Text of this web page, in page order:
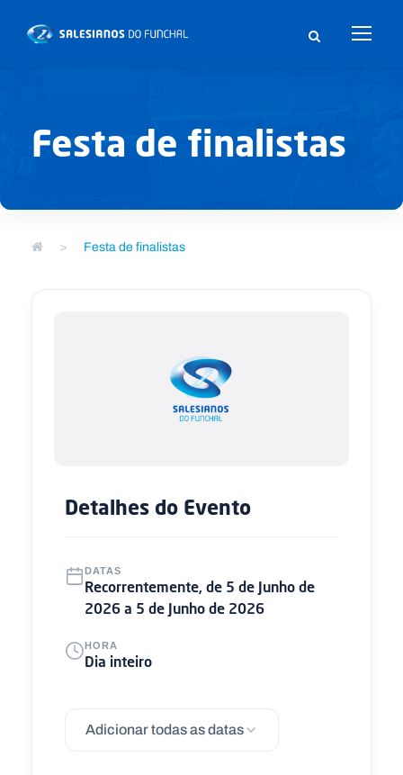
Festa de finalistas
> Festa de finalistas
Detalhes do Evento
DATAS
Recorrentemente, de 5 de Junho de
2026 a 5 de Junho de 2026
HORA
Dia inteiro
Adicionar todas as datas